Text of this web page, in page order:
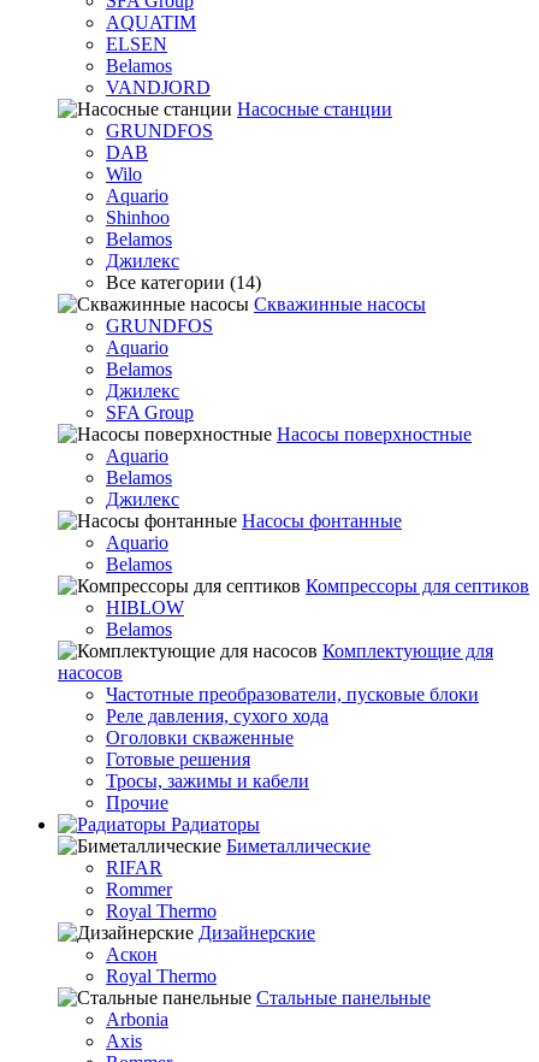
AQUATIM
ELSEN
Belamos
VANDJORD
Насосные станции
GRUNDFOS
DAB
Wilo
Aquario
Shinhoo
Belamos
Джилекс
Все категории (14)
Скважинные насосы
GRUNDFOS
Aquario
Belamos
Джилекс
SFA Group
Насосы поверхностные
Aquario
Belamos
Джилекс
Насосы фонтанные
Aquario
Belamos
Компрессоры для септиков
HIBLOW
Belamos
Комплектующие для
насосов
Частотные преобразователи, пусковые блоки
Реле давления, сухого хода
Оголовки скваженные
Готовые решения
Тросы, зажимы и кабели
Прочие
Радиаторы
Биметаллические
RIFAR
Rommer
Royal Thermo
Дизайнерские
Аскон
Royal Thermo
Стальные панельные
Arbonia
Axis